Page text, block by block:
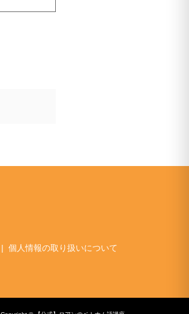
個人情報の取り扱いについて